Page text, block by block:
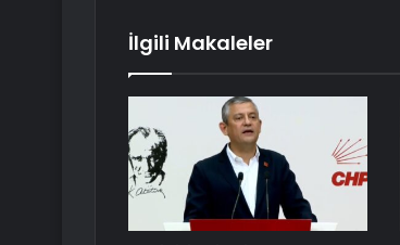
İlgili Makaleler